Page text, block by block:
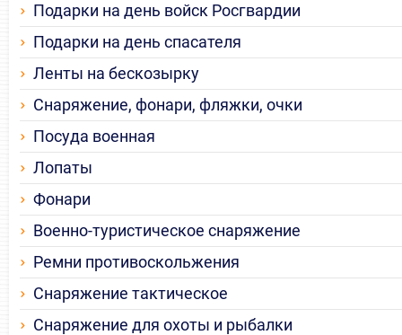
Подарки на день войск Росгвардии
Подарки на день спасателя
Ленты на бескозырку
Снаряжение, фонари, фляжки, очки
Посуда военная
Лопаты
Фонари
Военно-туристическое снаряжение
Ремни противоскольжения
Снаряжение тактическое
Снаряжение для охоты и рыбалки